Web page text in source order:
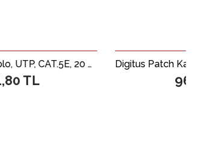
Digitus Patch Kablo, UTP, CAT.5E, 20 metre, AWG 26/7, Gri Renk, 3P sertifikalı